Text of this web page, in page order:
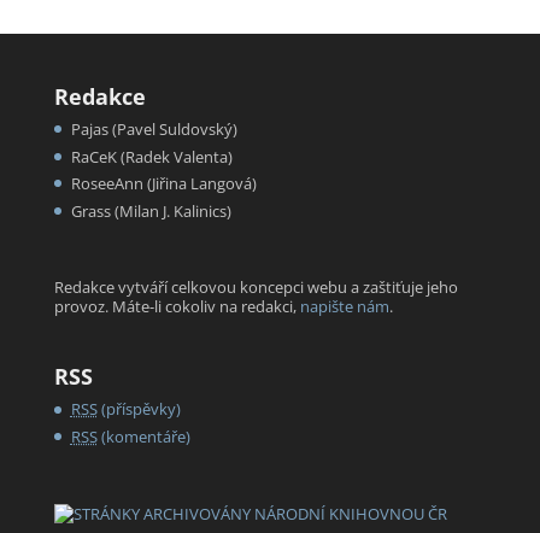
Redakce
Pajas (Pavel Suldovský)
RaCeK (Radek Valenta)
RoseeAnn (Jiřina Langová)
Grass (Milan J. Kalinics)
Redakce vytváří celkovou koncepci webu a zaštiťuje jeho
provoz. Máte-li cokoliv na redakci, napište nám.
RSS
RSS(příspěvky)
RSS(komentáře)